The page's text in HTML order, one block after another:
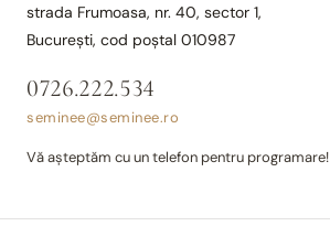
strada Frumoasa, nr. 40, sector 1,
București, cod poștal 010987
0726.222.534
seminee@seminee.ro
Vă așteptăm cu un telefon pentru programare!